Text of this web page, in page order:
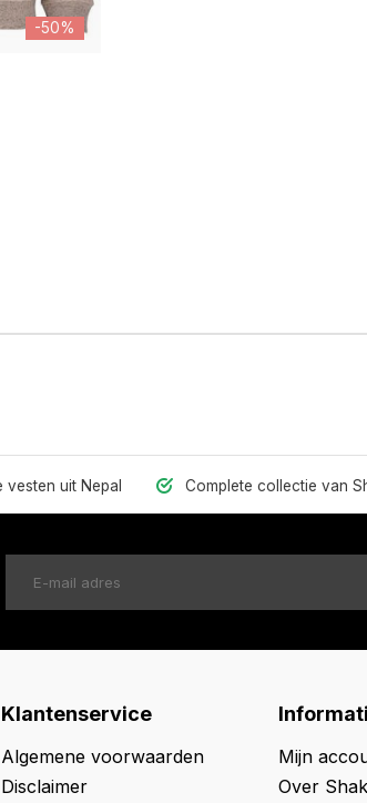
-50%
uit Nepal Complete collectie van
Klantenservice
Algemene voorwaarden
Disclaimer
Mijn
Over